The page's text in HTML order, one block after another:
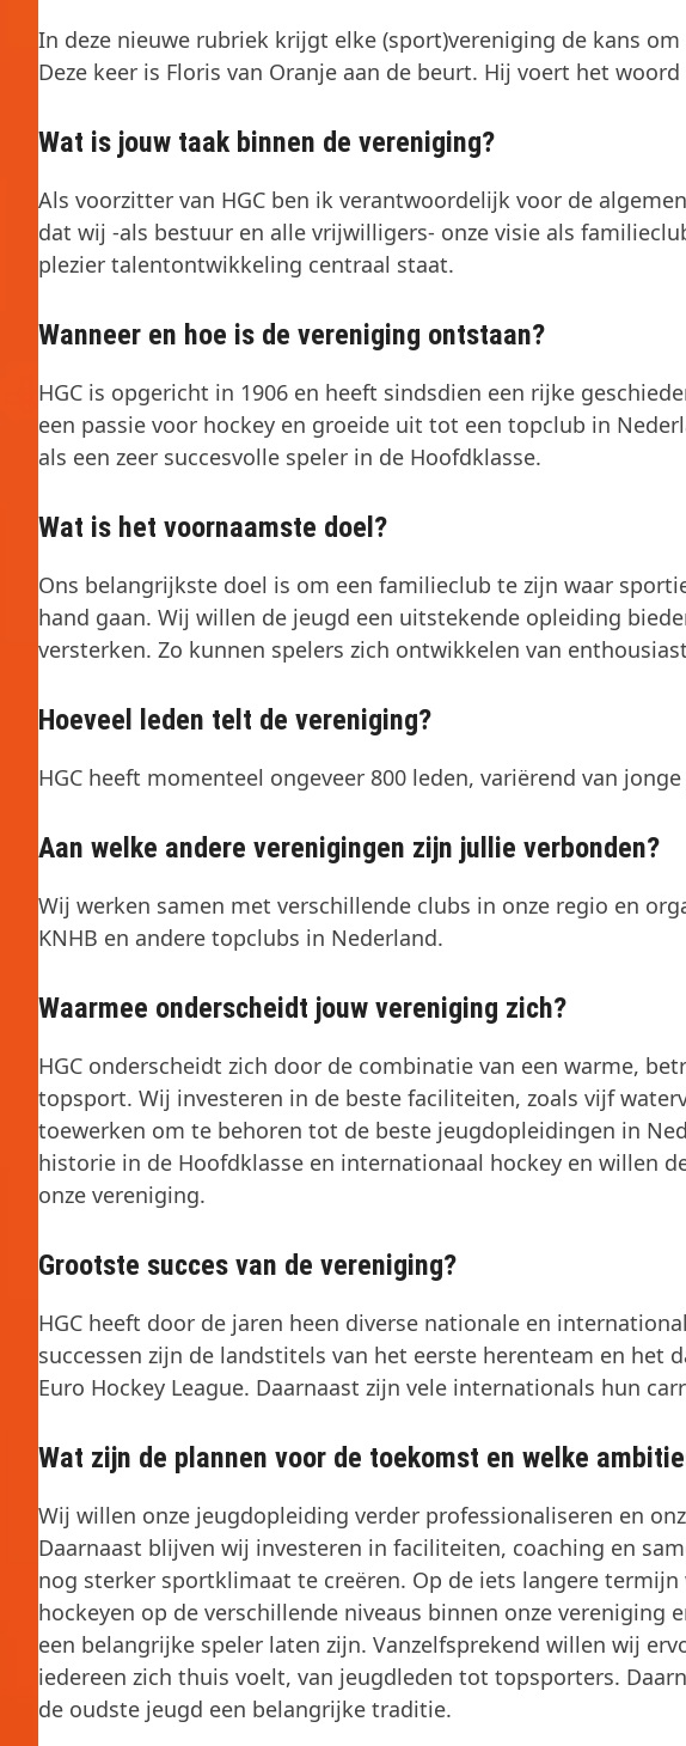
In deze nieuwe rubriek krijgt elke (sport)vereniging de kans
Deze keer is Floris van Oranje aan de beurt. Hij voert het
Wat is jouw taak binnen de vereniging?
Als voorzitter van HGC ben ik verantwoordelijk voor de
dat wij -als bestuur en alle vrijwilligers- onze visie als
plezier talentontwikkeling centraal staat.
Wanneer en hoe is de vereniging ontstaan?
HGC is opgericht in 1906 en heeft sindsdien een rijke
een passie voor hockey en groeide uit tot een topclub in
als een zeer succesvolle speler in de Hoofdklasse.
Wat is het voornaamste doel?
Ons belangrijkste doel is om een familieclub te zijn waar
hand gaan. Wij willen de jeugd een uitstekende opleiding
versterken. Zo kunnen spelers zich ontwikkelen van
Hoeveel leden telt de vereniging?
HGC heeft momenteel ongeveer 800 leden, variërend van
Aan welke andere verenigingen zijn jullie verbonden?
Wij werken samen met verschillende clubs in onze regio en
KNHB en andere topclubs in Nederland.
Waarmee onderscheidt jouw vereniging zich?
HGC onderscheidt zich door de combinatie van een warme,
topsport. Wij investeren in de beste faciliteiten, zoals vijf
toewerken om te behoren tot de beste jeugdopleidingen in
historie in de Hoofdklasse en internationaal hockey en willen
onze vereniging.
Grootste succes van de vereniging?
HGC heeft door de jaren heen diverse nationale en
successen zijn de landstitels van het eerste herenteam en het
Euro Hockey League. Daarnaast zijn vele internationals hun
Wat zijn de plannen voor de toekomst en welke
Wij willen onze jeugdopleiding verder professionaliseren en
Daarnaast blijven wij investeren in faciliteiten, coaching en
nog sterker sportklimaat te creëren. Op de iets langere
hockeyen op de verschillende niveaus binnen onze vereniging
een belangrijke speler laten zijn. Vanzelfsprekend willen wij
iedereen zich thuis voelt, van jeugdleden tot topsporters.
de oudste jeugd een belangrijke traditie.